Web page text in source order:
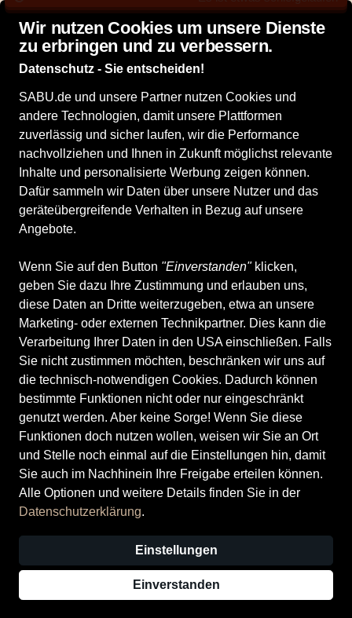
Wir nutzen Cookies um unsere Dienste
zu erbringen und zu verbessern.
Datenschutz - Sie entscheiden!
SABU.de und unsere Partner nutzen Cookies und
andere Technologien, damit unsere Plattformen
zuverlässig und sicher laufen, wir die Performance
nachvollziehen und Ihnen in Zukunft möglichst relevante
Inhalte und personalisierte Werbung zeigen können.
Dafür sammeln wir Daten über unsere Nutzer und das
geräteübergreifende Verhalten in Bezug auf unsere
Angebote.
Wenn Sie auf den Button "Einverstanden"klicken,
geben Sie dazu Ihre Zustimmung und erlauben uns,
diese Daten an Dritte weiterzugeben, etwa an unsere
Marketing- oder externen Technikpartner. Dies kann die
Verarbeitung Ihrer Daten in den USA einschließen. Falls
Sie nicht zustimmen möchten, beschränken wir uns auf
die technisch-notwendigen Cookies. Dadurch können
bestimmte Funktionen nicht oder nur eingeschränkt
genutzt werden. Aber keine Sorge! Wenn Sie diese
Funktionen doch nutzen wollen, weisen wir Sie an Ort
und Stelle noch einmal auf die Einstellungen hin, damit
Sie auch im Nachhinein Ihre Freigabe erteilen können.
Alle Optionen und weitere Details finden Sie in der
Datenschutzerklärung.
Einstellungen
Einverstanden
Top bewertet: 4,9 von 5 Sternen bei idealo
Tamaris Damenschuhe Sportliche
Schnürer MINT COMB
Preis
49,95 €
62,96 € −21%
Verkauf durchSchuh Palast (Voerde)
5 Angebote anderer Anbieter